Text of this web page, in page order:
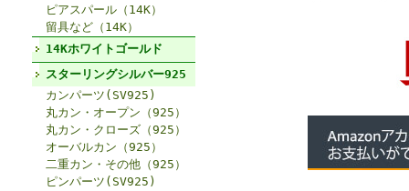
ピアスパール（14K）
留具など（14K）
14Kホワイトゴールド
スターリングシルバー925
カンパーツ(SV925)
丸カン・オープン（925）
丸カン・クローズ（925）
オーバルカン（925）
二重カン・その他（925）
ピンパーツ(SV925)